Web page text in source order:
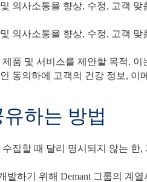
의사소통을 향상, 수정, 고객
의사소통을 향상, 수정, 고객
품 및 서비스를 제안할 목적.
동의하에 고객의 건강 정보, 이
하는 방법
집할 때 달리 명시되지 않는 한
하기 위해 Demant 그룹의 계